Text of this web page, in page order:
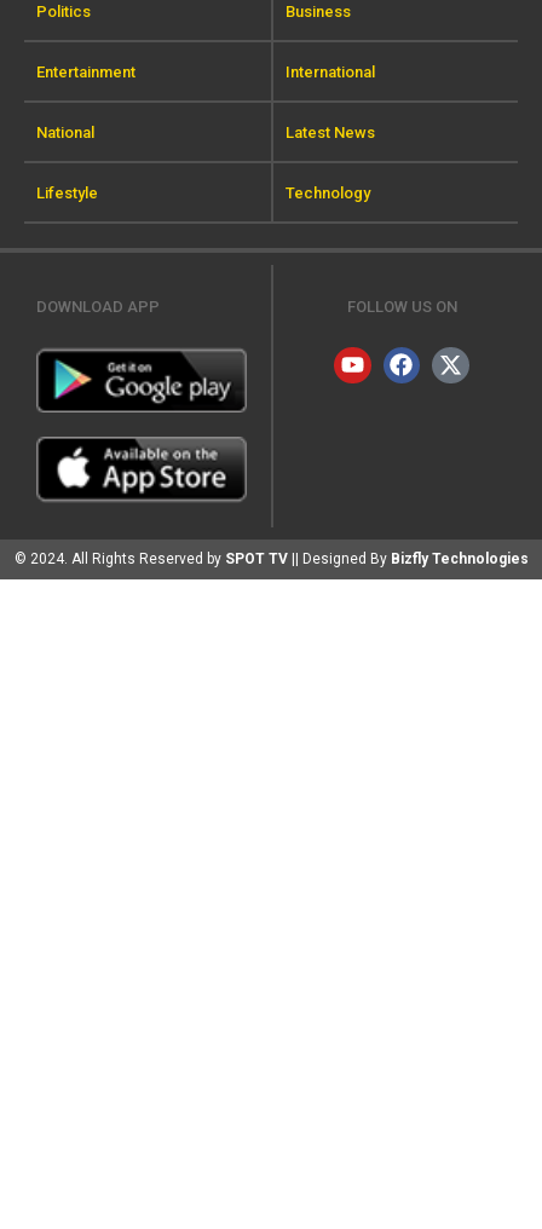
Politics Business
Entertainment International
National Latest News
Lifestyle Technology
DOWNLOAD APP FOLLOW US ON
© 2024. All Rights Reserved by SPOT TV || Designed By Bizfly Technologies